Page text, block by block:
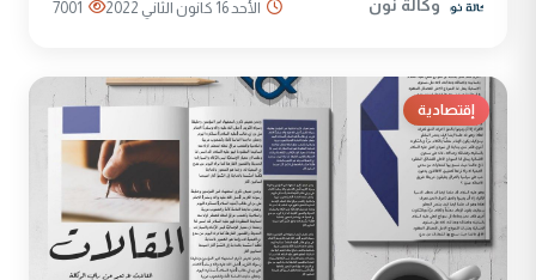
وكالة نون الأحد 16 كانون الثاني 2022 7001
إقتصادية